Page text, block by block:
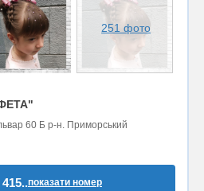
251 фото
60 Б р-н. Приморський
показати номер